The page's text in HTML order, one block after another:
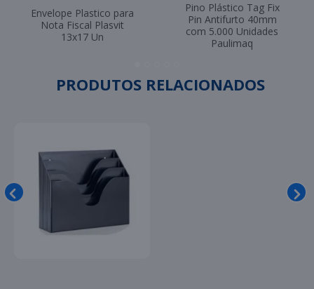
Envelope Plastico para
Nota Fiscal Plasvit
13x17 Un
Pino Plástico Tag Fix
Pin Antifurto 40mm
com 5.000 Unidades
Paulimaq
PRODUTOS RELACIONADOS